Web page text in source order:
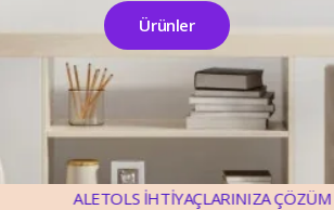
Ürünler
İHTİYAÇLARINIZA ÇÖZÜM SUNAR